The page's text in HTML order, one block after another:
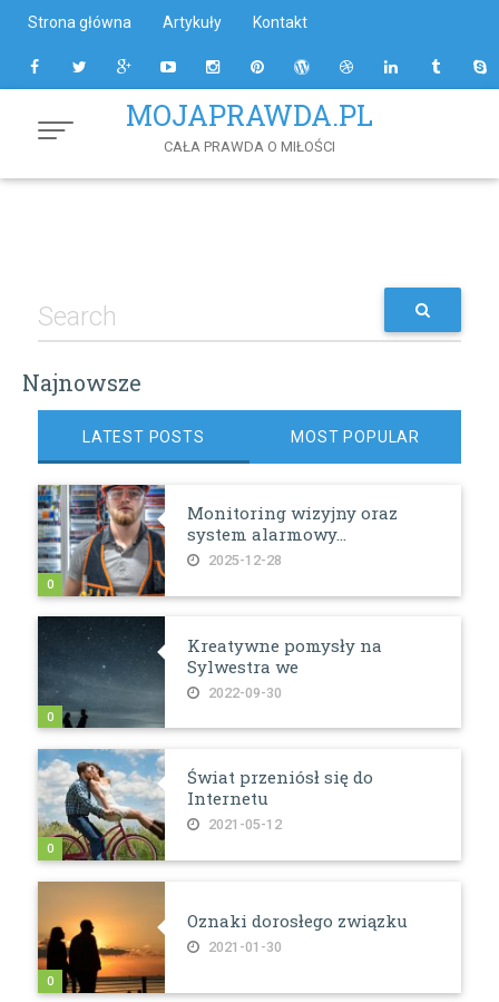
Content
Strona główna Artykuły Kontakt
MOJAPRAWDA.PL
CAŁA PRAWDA O MIŁOŚCI
Najnowsze
LATEST POSTS MOST POPULAR
Monitoring wizyjny oraz
system alarmowy...
2025-12-28
0
Kreatywne pomysły na
Sylwestra we
2022-09-30
0
Świat przeniósł się do
Internetu
2021-05-12
0
Oznaki dorosłego związku
2021-01-30
0